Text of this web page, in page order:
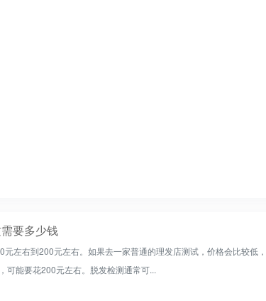
要多少钱
左右到200元左右。如果去一家普通的理发店测试，价格会比较低
可能要花200元左右。脱发检测通常可...